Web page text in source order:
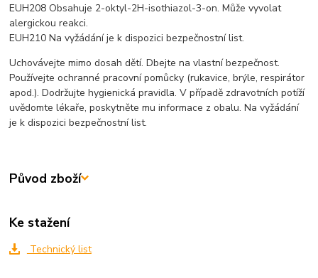
EUH208 Obsahuje 2-oktyl-2H-isothiazol-3-on. Může vyvolat
alergickou reakci.
EUH210 Na vyžádání je k dispozici bezpečnostní list.
Uchovávejte mimo dosah dětí. Dbejte na vlastní bezpečnost.
Používejte ochranné pracovní pomůcky (rukavice, brýle, respirátor
apod.). Dodržujte hygienická pravidla. V případě zdravotních potíží
uvědomte lékaře, poskytněte mu informace z obalu. Na vyžádání
je k dispozici bezpečnostní list.
Původ zboží
Ke stažení
Technický list